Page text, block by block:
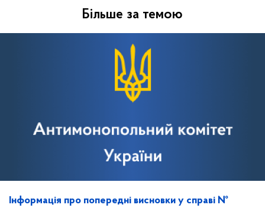
Більше за темою
Інформація про попередні висновки у справі №